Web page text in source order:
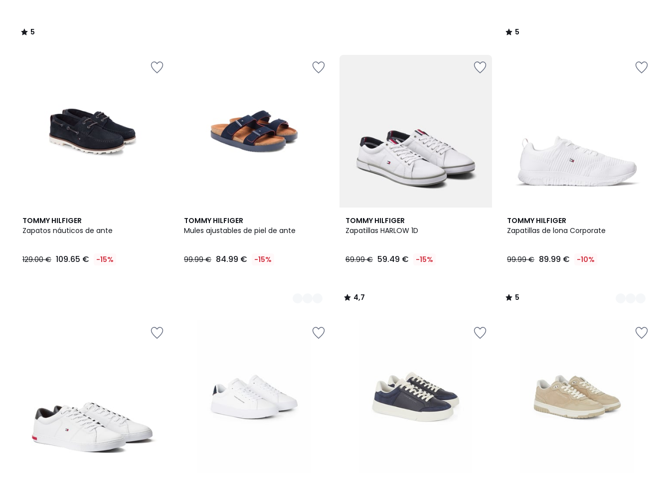
5
/
5
/
TOMMY HILFIGER
Zapatos náuticos de ante
129.00 € 109.65 € -15%
TOMMY HILFIGER
Mules ajustables de piel de ante
99.99 € 84.99 € -15%
2
Colores
TOMMY HILFIGER
Zapatillas HARLOW 1D
69.99 € 59.49 € -15%
4,7
/ 5
4,7
/
TOMMY HILFIGER
Zapatillas de lona Corporate
99.99 € 89.99 € -10%
5
/
2
Colores
5
/